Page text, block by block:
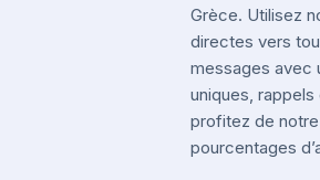
Grèce. Utilisez
directes vers
messages avec
uniques,
profitez de
pourcentages